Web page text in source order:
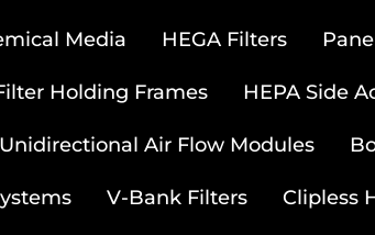
Media HEGA Filters
Holding Frames HEPA Side
Unidirectional Air Flow Modules
V-Bank Filters Clipless